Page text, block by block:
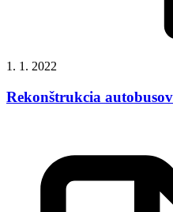
1. 1. 2022
Rekonštrukcia